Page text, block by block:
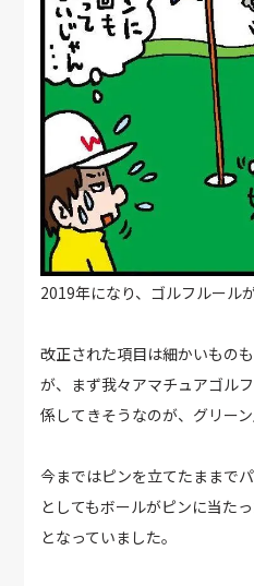
2019年になり、ゴルフルール
改正された項目は細かいもの
が、まず我々アマチュアゴル
係してきそうなのが、グリー
今まではピンを立てたままで
としてもボールがピンに当た
となっていました。